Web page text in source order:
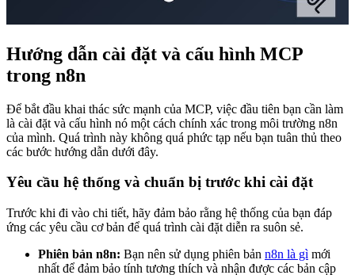
Hướng dẫn cài đặt và cấu hình MCP
trong n8n
Để bắt đầu khai thác sức mạnh của MCP, việc đầu tiên bạn cần làm
là cài đặt và cấu hình nó một cách chính xác trong môi trường n8n
của mình. Quá trình này không quá phức tạp nếu bạn tuân thủ theo
các bước hướng dẫn dưới đây.
Yêu cầu hệ thống và chuẩn bị trước khi cài đặt
Trước khi đi vào chi tiết, hãy đảm bảo rằng hệ thống của bạn đáp
ứng các yêu cầu cơ bản để quá trình cài đặt diễn ra suôn sẻ.
Phiên bản n8n: Bạn nên sử dụng phiên bản n8n là gì mới
nhất để đảm bảo tính tương thích và nhận được các bản cập